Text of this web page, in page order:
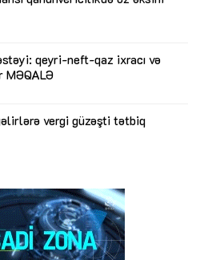
qeyri-neft-qaz ixracı və
MƏQALƏ
vergi güzəşti tətbiq